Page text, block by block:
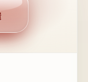
域流量